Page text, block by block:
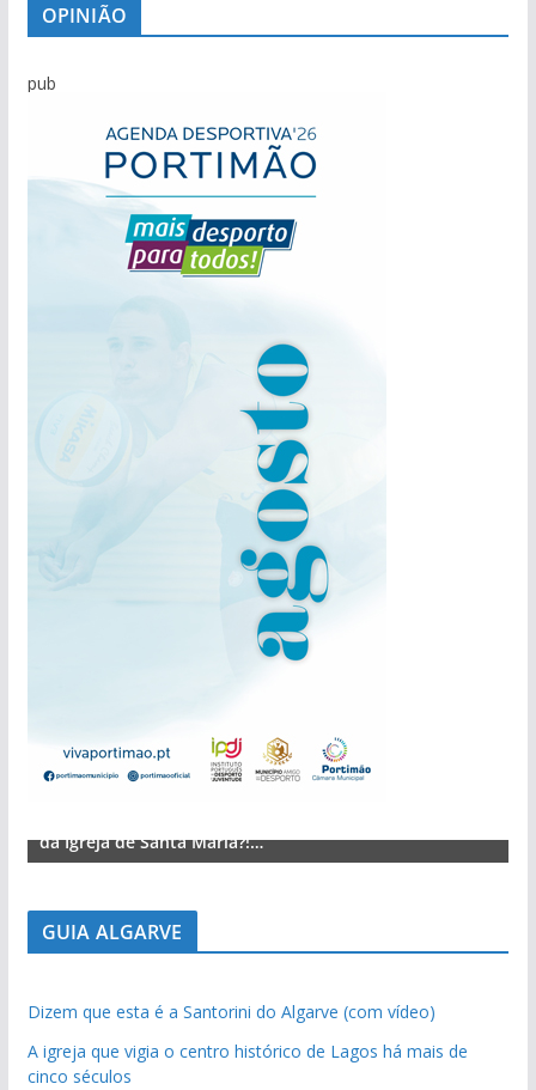
OPINIÃO
pub
da Igreja de Santa Maria?!…
GUIA ALGARVE
Dizem que esta é a Santorini do Algarve (com vídeo)
A igreja que vigia o centro histórico de Lagos há mais de
cinco séculos